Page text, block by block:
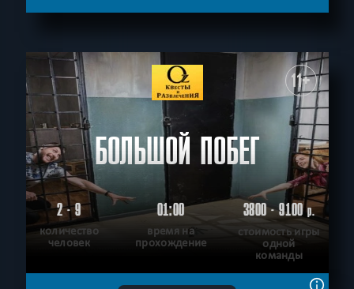
11+
БОЛЬШОЙ ПОБЕГ
2 - 9
количество
человек
01:00
время на
прохождение
3800 - 9100р.
стоимость игры
одной
команды